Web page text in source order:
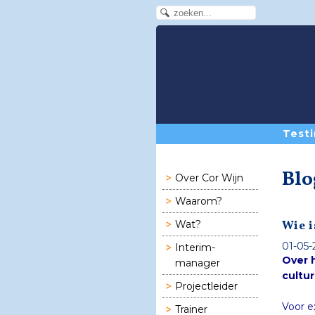
Over Cor Wijn
Waarom?
Wat?
Interim-
manager
Projectleider
Trainer
Wie
01-05-
Over
Voor
om